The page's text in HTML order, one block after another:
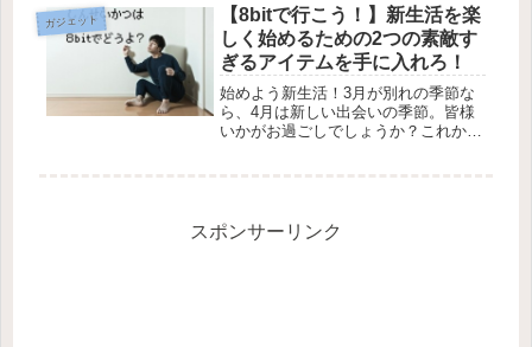
ょっと最近10.1インチのタブレットっ
て息してるの？ と思っていたわ...
ガジェット
【8bitで行こう！】新生活を楽
しく始めるための2つの素敵す
ぎるアイテムを手に入れろ！
始めよう新生活！3月が別れの季節な
ら、4月は新しい出会いの季節。皆様
いかがお過ごしでしょうか？これから
し...
スポンサーリンク